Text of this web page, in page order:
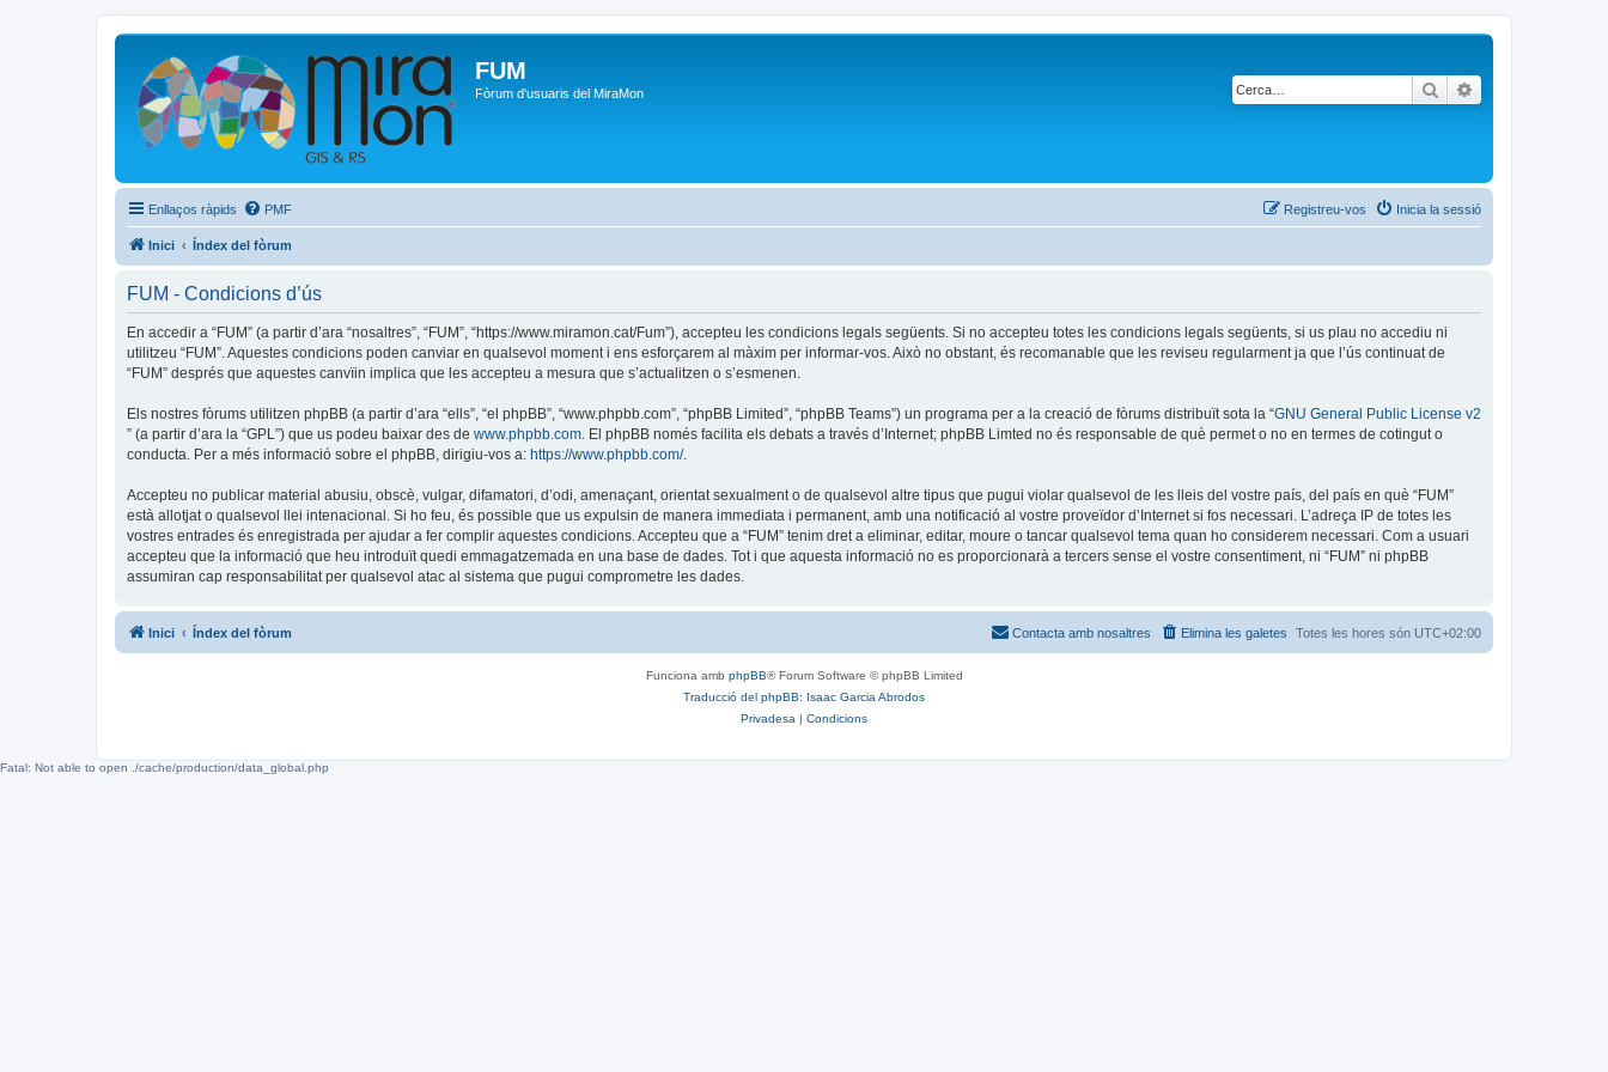
FUM
Fòrum d'usuaris del MiraMon Cerca
Enllaços ràpids PMF Inicia la sessió
Registreu-vos
Inici Índex del fòrum
FUM - Condicions d’ús
En accedir a “FUM” (a partir d’ara “nosaltres”, “FUM”, “https://www.miramon.cat/Fum”), accepteu les condicions legals següents. Si no accepteu totes les condicions legals següents, si us plau no accediu ni
utilitzeu “FUM”. Aquestes condicions poden canviar en qualsevol moment i ens esforçarem al màxim per informar-vos. Això no obstant, és recomanable que les reviseu regularment ja que l’ús continuat de
“FUM” després que aquestes canvïin implica que les accepteu a mesura que s’actualitzen o s’esmenen.
Els nostres fòrums utilitzen phpBB (a partir d’ara “ells”, “el phpBB”, “www.phpbb.com”, “phpBB Limited”, “phpBB Teams”) un programa per a la creació de fòrums distribuït sota la “GNU General Public License v2
” (a partir d’ara la “GPL”) que us podeu baixar des de www.phpbb.com. El phpBB només facilita els debats a través d’Internet; phpBB Limted no és responsable de què permet o no en termes de cotingut o
conducta. Per a més informació sobre el phpBB, dirigiu-vos a: https://www.phpbb.com/.
Accepteu no publicar material abusiu, obscè, vulgar, difamatori, d’odi, amenaçant, orientat sexualment o de qualsevol altre tipus que pugui violar qualsevol de les lleis del vostre país, del país en què “FUM”
està allotjat o qualsevol llei intenacional. Si ho feu, és possible que us expulsin de manera immediata i permanent, amb una notificació al vostre proveïdor d’Internet si fos necessari. L’adreça IP de totes les
vostres entrades és enregistrada per ajudar a fer complir aquestes condicions. Accepteu que a “FUM” tenim dret a eliminar, editar, moure o tancar qualsevol tema quan ho considerem necessari. Com a usuari
accepteu que la informació que heu introduït quedi emmagatzemada en una base de dades. Tot i que aquesta informació no es proporcionarà a tercers sense el vostre consentiment, ni “FUM” ni phpBB
assumiran cap responsabilitat per qualsevol atac al sistema que pugui comprometre les dades.
Inici Índex del fòrum Totes les hores són UTC+02:00
Elimina les galetes
Contacta amb nosaltres
Funciona amb phpBB® Forum Software © phpBB Limited
Traducció del phpBB: Isaac Garcia Abrodos
Privadesa | Condicions
Fatal: Not able to open ./cache/production/data_global.php